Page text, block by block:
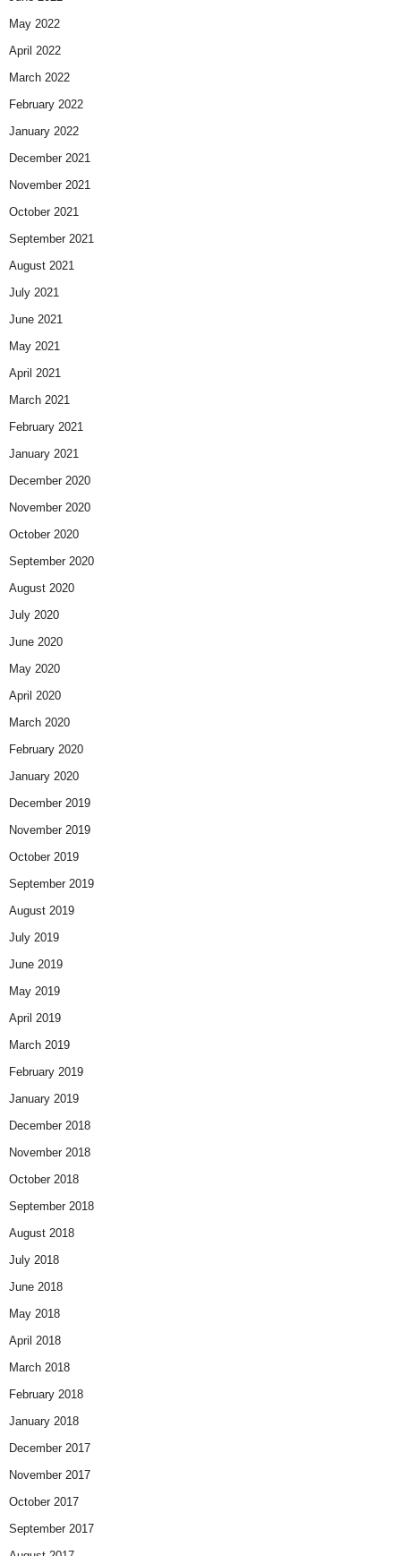
May 2022
April 2022
March 2022
February 2022
January 2022
December 2021
November 2021
October 2021
September 2021
August 2021
July 2021
June 2021
May 2021
April 2021
March 2021
February 2021
January 2021
December 2020
November 2020
October 2020
September 2020
August 2020
July 2020
June 2020
May 2020
April 2020
March 2020
February 2020
January 2020
December 2019
November 2019
October 2019
September 2019
August 2019
July 2019
June 2019
May 2019
April 2019
March 2019
February 2019
January 2019
December 2018
November 2018
October 2018
September 2018
August 2018
July 2018
June 2018
May 2018
April 2018
March 2018
February 2018
January 2018
December 2017
November 2017
October 2017
September 2017